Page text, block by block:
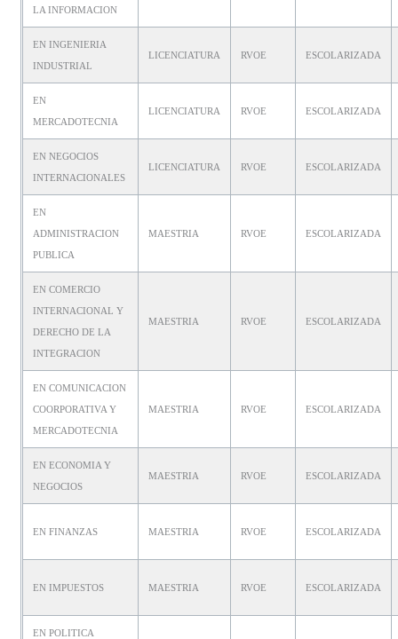
LA INFORMACION
EN INGENIERIA
INDUSTRIAL
LICENCIATURA RVOE ESCOLARIZADA
EN
MERCADOTECNIA
LICENCIATURA RVOE ESCOLARIZADA
EN NEGOCIOS
INTERNACIONALES
LICENCIATURA RVOE ESCOLARIZADA
EN
ADMINISTRACION
PUBLICA
MAESTRIA RVOE ESCOLARIZADA
EN COMERCIO
INTERNACIONAL Y
DERECHO DE LA
INTEGRACION
MAESTRIA RVOE ESCOLARIZADA
EN COMUNICACION
COORPORATIVA Y
MERCADOTECNIA
MAESTRIA RVOE ESCOLARIZADA
EN ECONOMIA Y
NEGOCIOS
MAESTRIA RVOE ESCOLARIZADA
EN FINANZAS MAESTRIA RVOE ESCOLARIZADA
EN IMPUESTOS MAESTRIA RVOE ESCOLARIZADA
EN POLITICA